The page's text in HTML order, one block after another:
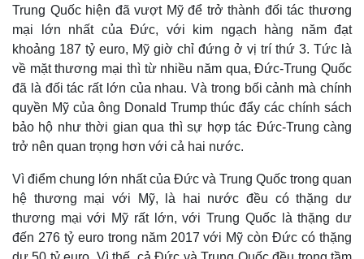
Trung Quốc hiện đã vượt Mỹ để trở thành đối tác thương
mại lớn nhất của Đức, với kim ngạch hàng năm đạt
khoảng 187 tỷ euro, Mỹ giờ chỉ đứng ở vị trí thứ 3. Tức là
về mặt thương mại thì từ nhiều năm qua, Đức-Trung Quốc
đã là đối tác rất lớn của nhau. Và trong bối cảnh mà chính
quyền Mỹ của ông Donald Trump thúc đẩy các chính sách
bảo hộ như thời gian qua thì sự hợp tác Đức-Trung càng
trở nên quan trọng hơn với cả hai nước.
Vì điểm chung lớn nhất của Đức và Trung Quốc trong quan
hệ thương mại với Mỹ, là hai nước đều có thặng dư
thương mại với Mỹ rất lớn, với Trung Quốc là thặng dư
đến 276 tỷ euro trong năm 2017 với Mỹ còn Đức có thặng